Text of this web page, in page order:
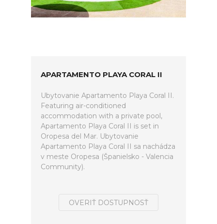
APARTAMENTO PLAYA CORAL II
Ubytovanie Apartamento Playa Coral II.
Featuring air-conditioned
accommodation with a private pool,
Apartamento Playa Coral II is set in
Oropesa del Mar. Ubytovanie
Apartamento Playa Coral II sa nachádza
v meste Oropesa (Španielsko - Valencia
Community).
OVERIŤ DOSTUPNOSŤ